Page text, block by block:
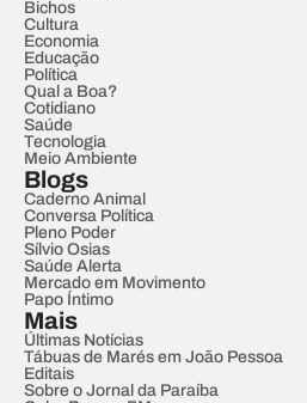
Bichos
Cultura
Economia
Educação
Política
Qual a Boa?
Cotidiano
Saúde
Tecnologia
Meio Ambiente
Blogs
Caderno Animal
Conversa Política
Pleno Poder
Sílvio Osias
Saúde Alerta
Mercado em Movimento
Papo Íntimo
Mais
Últimas Notícias
Tábuas de Marés em João Pessoa
Editais
Sobre o Jornal da Paraíba